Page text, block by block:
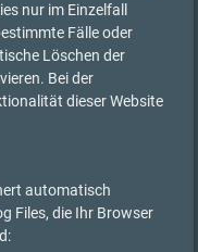
nur im Einzelfall
Fälle oder
Löschen der
Bei der
dieser Website
automatisch
Files, die Ihr Browser